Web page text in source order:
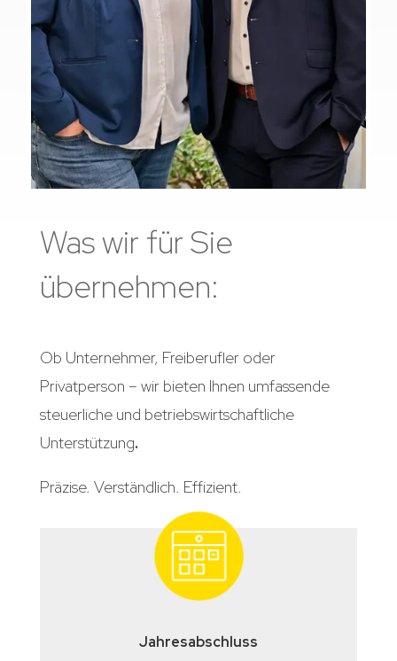
Was wir für Sie
übernehmen:
Ob Unternehmer, Freiberufler oder
Privatperson – wir bieten Ihnen umfassende
steuerliche und betriebswirtschaftliche
Unterstützung.
Präzise. Verständlich. Effizient.
Jahresabschluss